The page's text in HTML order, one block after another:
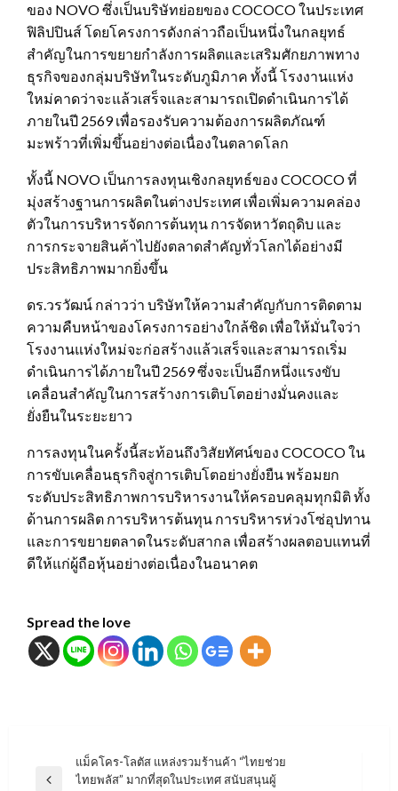
ของ NOVO ซึ่งเป็นบริษัทย่อยของ COCOCO ในประเทศ
ฟิลิปปินส์ โดยโครงการดังกล่าวถือเป็นหนึ่งในกลยุทธ์
สำคัญในการขยายกำลังการผลิตและเสริมศักยภาพทาง
ธุรกิจของกลุ่มบริษัทในระดับภูมิภาค ทั้งนี้ โรงงานแห่ง
ใหม่คาดว่าจะแล้วเสร็จและสามารถเปิดดำเนินการได้
ภายในปี 2569 เพื่อรองรับความต้องการผลิตภัณฑ์
มะพร้าวที่เพิ่มขึ้นอย่างต่อเนื่องในตลาดโลก
ทั้งนี้ NOVO เป็นการลงทุนเชิงกลยุทธ์ของ COCOCO ที่
มุ่งสร้างฐานการผลิตในต่างประเทศ เพื่อเพิ่มความคล่อง
ตัวในการบริหารจัดการต้นทุน การจัดหาวัตถุดิบ และ
การกระจายสินค้าไปยังตลาดสำคัญทั่วโลกได้อย่างมี
ประสิทธิภาพมากยิ่งขึ้น
ดร.วรวัฒน์ กล่าวว่า บริษัทให้ความสำคัญกับการติดตาม
ความคืบหน้าของโครงการอย่างใกล้ชิด เพื่อให้มั่นใจว่า
โรงงานแห่งใหม่จะก่อสร้างแล้วเสร็จและสามารถเริ่ม
ดำเนินการได้ภายในปี 2569 ซึ่งจะเป็นอีกหนึ่งแรงขับ
เคลื่อนสำคัญในการสร้างการเติบโตอย่างมั่นคงและ
ยั่งยืนในระยะยาว
การลงทุนในครั้งนี้สะท้อนถึงวิสัยทัศน์ของ COCOCO ใน
การขับเคลื่อนธุรกิจสู่การเติบโตอย่างยั่งยืน พร้อมยก
ระดับประสิทธิภาพการบริหารงานให้ครอบคลุมทุกมิติ ทั้ง
ด้านการผลิต การบริหารต้นทุน การบริหารห่วงโซ่อุปทาน
และการขยายตลาดในระดับสากล เพื่อสร้างผลตอบแทนที่
ดีให้แก่ผู้ถือหุ้นอย่างต่อเนื่องในอนาคต
Spread the love
แนะแนว
Previous
แม็คโคร-โลตัส แหล่งรวมร้านค้า “ไทยช่วย
ไทยพลัส” มากที่สุดในประเทศ สนับสนุนผู้